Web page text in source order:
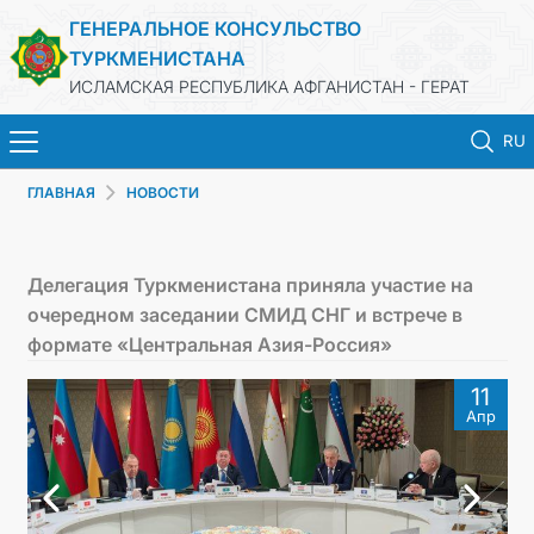
ГЕНЕРАЛЬНОЕ КОНСУЛЬСТВО
ТУРКМЕНИСТАНА
ИСЛАМСКАЯ РЕСПУБЛИКА АФГАНИСТАН - ГЕРАТ
RU
ТУРКМЕНИСТАН
КОНСУЛЬСКИЕ УСЛУГИ
МИД
КОНТАКТНЫЕ ДАННЫЕ
ГЛАВНАЯ НОВОСТИ
Делегация Туркменистана приняла участие на
очередном заседании СМИД СНГ и встрече в
формате «Центральная Азия-Россия»
11
Апр